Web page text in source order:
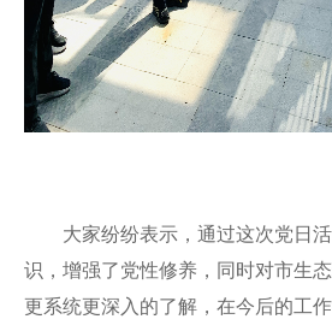
大家纷纷表示，通过这次党日活
识，增强了党性修养，同时对市生
更系统更深入的了解，在今后的工